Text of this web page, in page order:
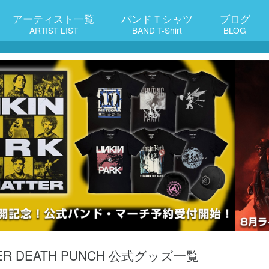
アーティスト一覧
ARTIST LIST
バンドＴシャツ
BAND T-Shirt
ブログ
BLOG
DEATH PUNCH 公式グッズ一覧